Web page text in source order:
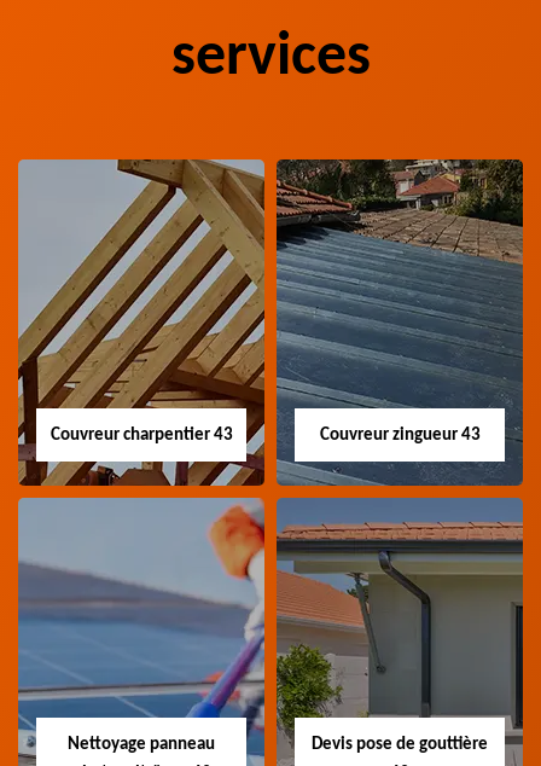
services
Couvreur charpentier 43
Couvreur
charpentier 43
Artisan couvreur
charpentier 43 Haute-
Couvreur zingueur 43
Couvreur zingueur
Artisan couvreur
zingueur 43 Haute-Loire
Nettoyage panneau
Devis pose de gouttière